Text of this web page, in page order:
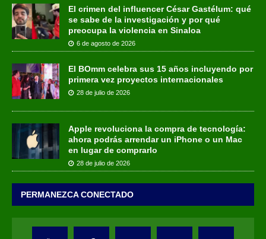
El crimen del influencer César Gastélum: qué
se sabe de la investigación y por qué
preocupa la violencia en Sinaloa
6 de agosto de 2026
El BOmm celebra sus 15 años incluyendo por
primera vez proyectos internacionales
28 de julio de 2026
Apple revoluciona la compra de tecnología:
ahora podrás arrendar un iPhone o un Mac
en lugar de comprarlo
28 de julio de 2026
PERMANEZCA CONECTADO